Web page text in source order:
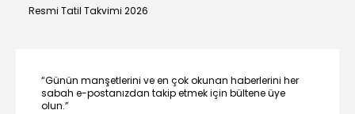
Resmi Tatil Takvimi 2026
“Günün manşetlerini ve en çok okunan haberlerini her
sabah e-postanızdan takip etmek için bültene üye
olun.”